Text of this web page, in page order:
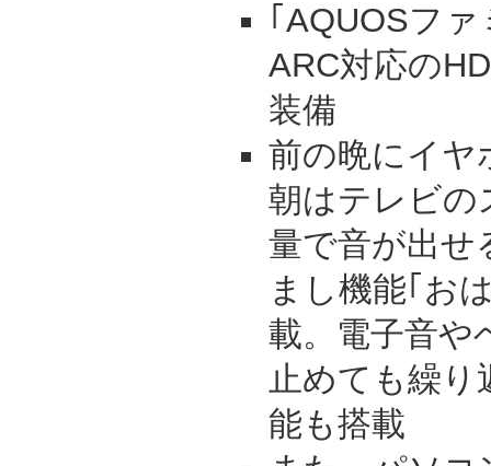
｢AQUOSフ
ARC対応の
装備
前の晩にイヤ
朝はテレビの
量で音が出せ
まし機能｢お
載。電子音や
止めても繰り
能も搭載